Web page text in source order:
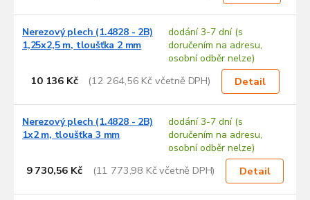
Nerezový plech (1.4828 - 2B)
1,25x2,5 m, tloušťka 2 mm
dodání 3-7 dní (s
doručením na adresu,
osobní odběr nelze)
10 136 Kč (12 264,56 Kč včetně DPH) Detail
Nerezový plech (1.4828 - 2B)
1x2 m, tloušťka 3 mm
dodání 3-7 dní (s
doručením na adresu,
osobní odběr nelze)
9 730,56 Kč (11 773,98 Kč včetně DPH) Detail